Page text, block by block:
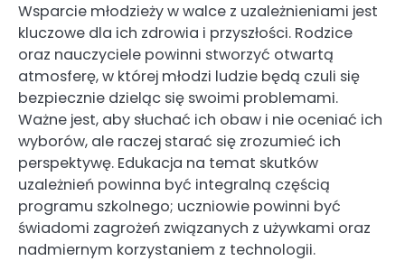
Wsparcie młodzieży w walce z uzależnieniami jest
kluczowe dla ich zdrowia i przyszłości. Rodzice
oraz nauczyciele powinni stworzyć otwartą
atmosferę, w której młodzi ludzie będą czuli się
bezpiecznie dzieląc się swoimi problemami.
Ważne jest, aby słuchać ich obaw i nie oceniać ich
wyborów, ale raczej starać się zrozumieć ich
perspektywę. Edukacja na temat skutków
uzależnień powinna być integralną częścią
programu szkolnego; uczniowie powinni być
świadomi zagrożeń związanych z używkami oraz
nadmiernym korzystaniem z technologii.